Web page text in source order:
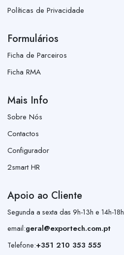
Políticas de Privacidade
Formulários
Ficha de Parceiros
Ficha RMA
Mais Info
Sobre Nós
Contactos
Configurador
2smart HR
Apoio ao Cliente
Segunda a sexta das 9h-13h e 14h-18h
email:geral@exportech.com.pt
Telefone:+351 210 353 555